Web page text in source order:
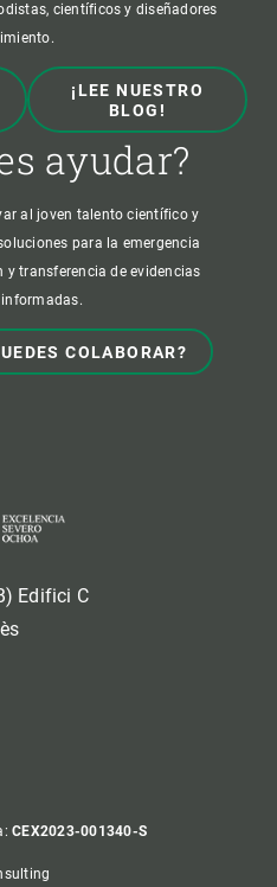
científicos y diseñadores
¡LEE NUESTRO
BLOG!
ayudar?
al joven talento científico y
para la emergencia
transferencia de evidencias
COLABORAR?
Edifici C
CEX2023-001340-S